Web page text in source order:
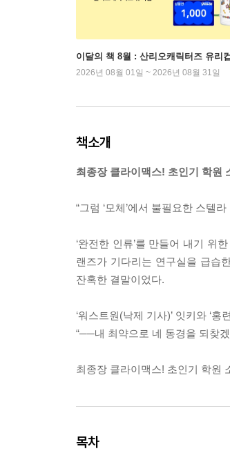
이달의 책 8월 : 산리오캐릭터즈 유리컵
2026년 08월 01일 ~ 2026년 08월 31일
책소개
최종장 클라이맥스! 초인기 학원
“그럼 ‘모체’에서 불필요한 스텔
‘완전한 인류’를 만들어 내기 위
랜즈가 기다리는 연구실을 급습
잔혹한 결말이었다.
‘워스트원(낙제 기사)’ 잇키와 ‘
“──내 최약으로 네 동경을 되찾겠
최종장 클라이맥스! 초인기 학원
목차